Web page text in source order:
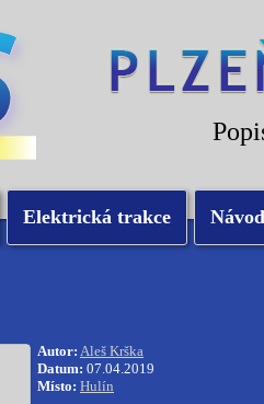
Elektrická trakce
Autor: Aleš Krška
Datum: 07.04.2019
Místo: Hulín